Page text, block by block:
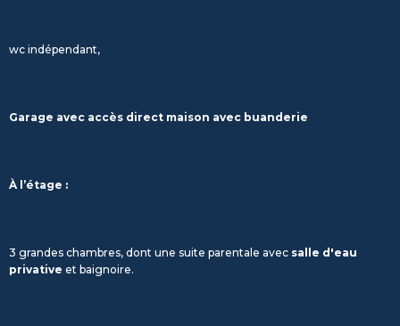
wc indépendant,
Garage avec accès direct maison avec buanderie
À l’étage :
3 grandes chambres, dont une suite parentale avec salle d'eau
privative et baignoire.